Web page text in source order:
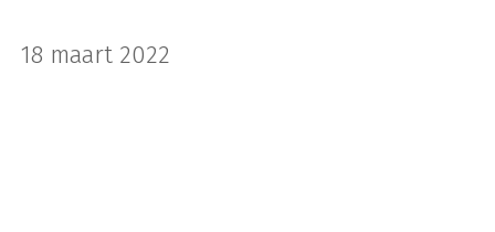
18 maart 2022